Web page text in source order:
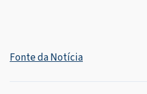
Fonte da Notícia